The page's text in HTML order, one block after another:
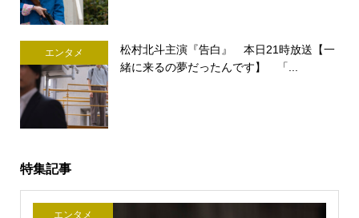
エンタメ
松村北斗主演『告白』 本日21時放送【一
緒に来るの夢だったんです】 「...
特集記事
エンタメ